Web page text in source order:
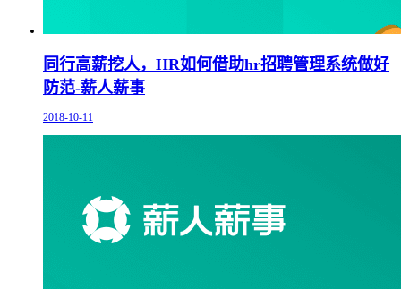
同行高薪挖人，HR如何借助hr招聘管理系统做好
防范-薪人薪事
2018-10-11